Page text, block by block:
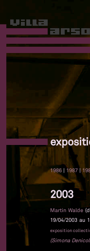
1986 | 1987 |
2003
Martin Walde
19/04/2003 au
exposition
(Simona